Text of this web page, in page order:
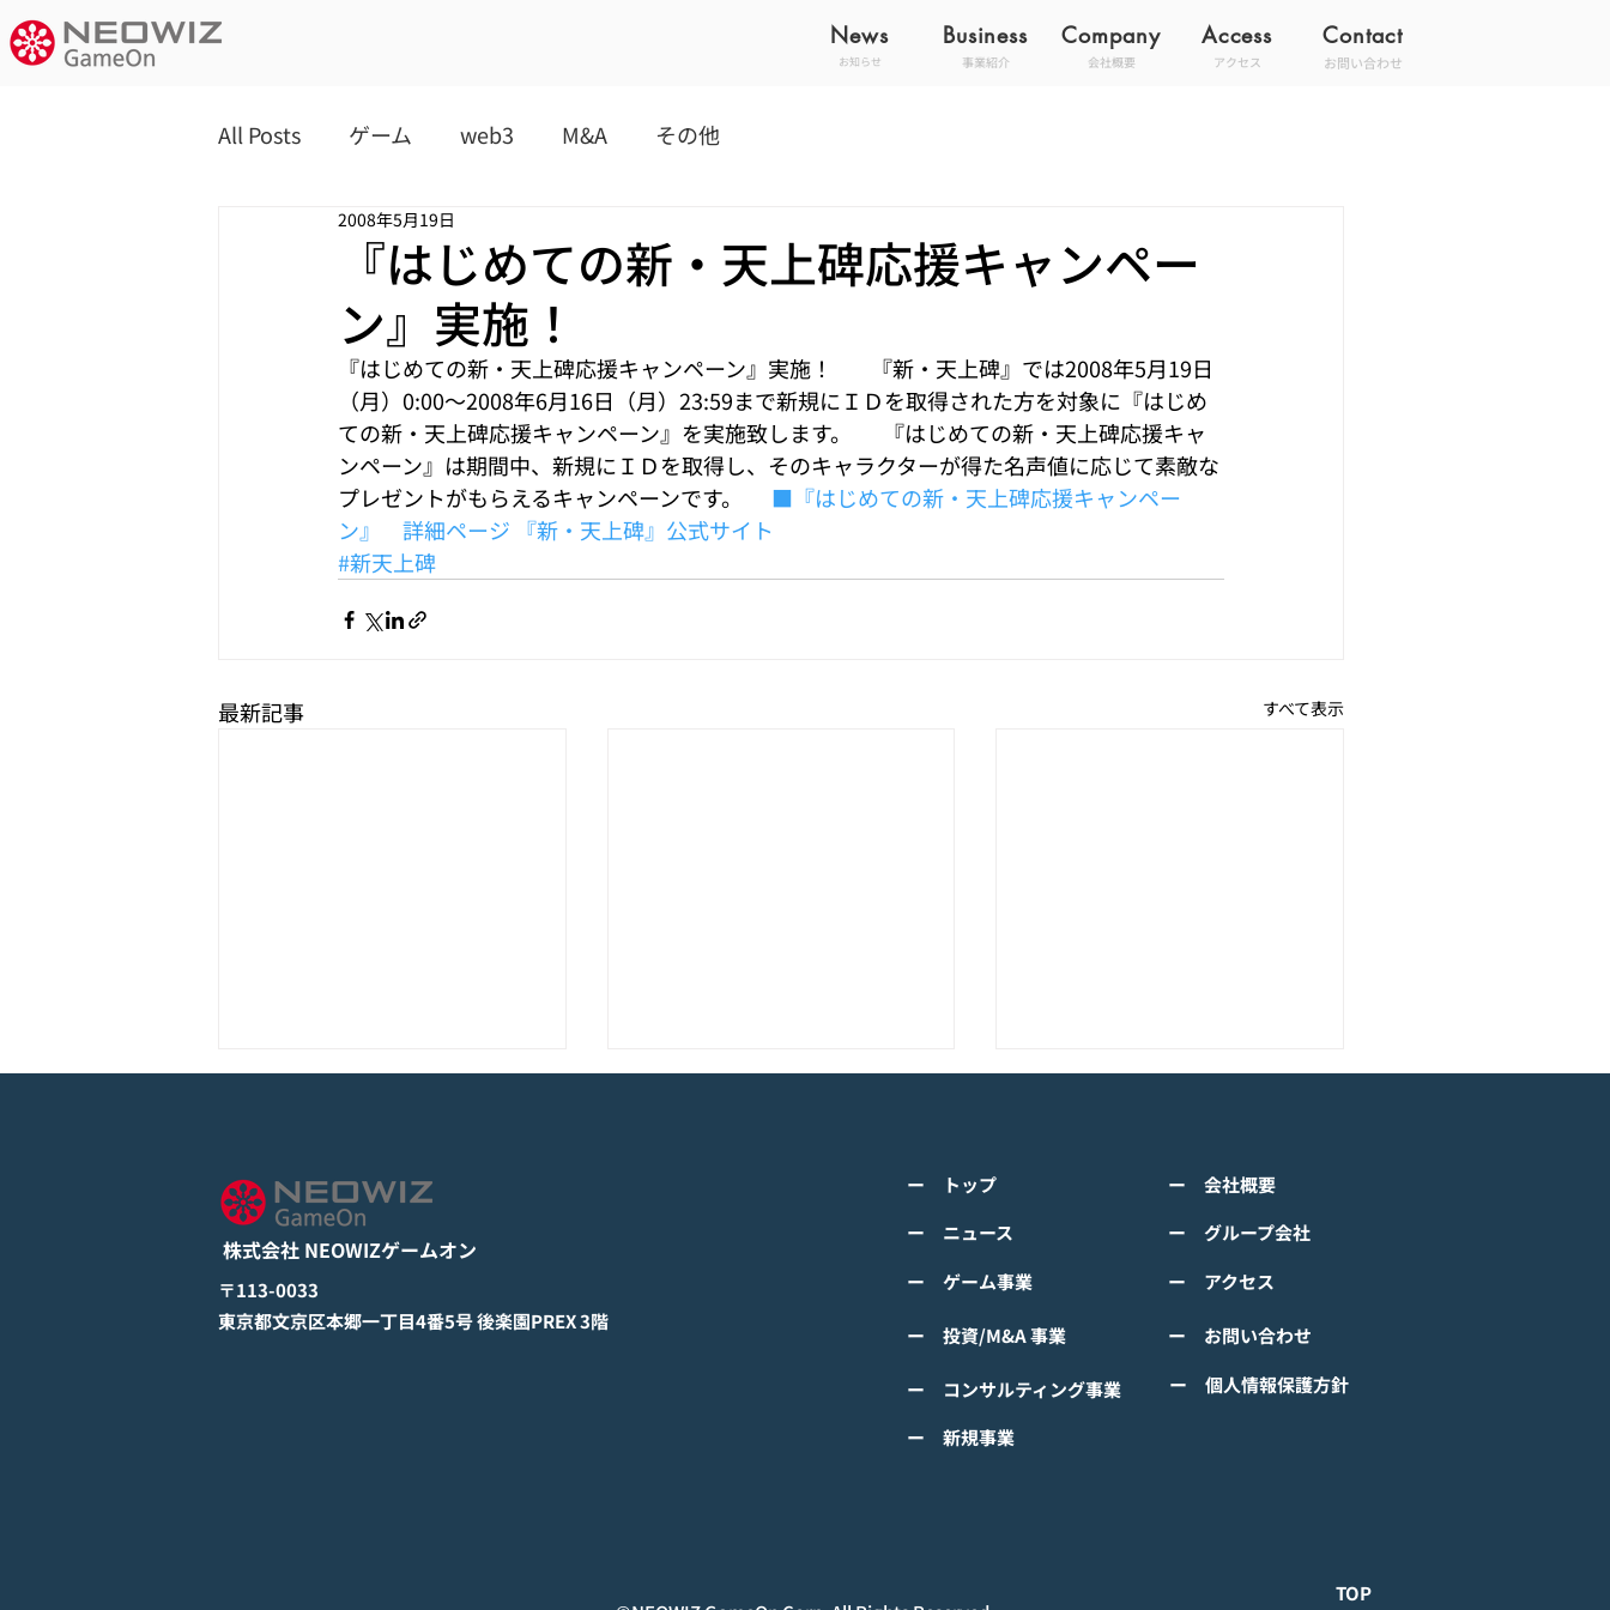
News Business
お知らせ 事業紹介
Access Contact
アクセス お問い合わせ
Company
会社概要
All Posts ゲーム web3 M&A その他
『はじめての新・天上碑応援キャンペー
ン』実施！
2008年5月19日
『はじめての新・天上碑応援キャンペーン』実施！        『新・天上碑』では2008年5月19日
（月）0:00～2008年6月16日（月）23:59まで新規にＩＤを取得された方を対象に『はじめ
ての新・天上碑応援キャンペーン』を実施致します。  　『はじめての新・天上碑応援キャ
ンペーン』は期間中、新規にＩＤを取得し、そのキャラクターが得た名声値に応じて素敵な
プレゼントがもらえるキャンペーンです。 ■『はじめての新・天上碑応援キャンペー
ン』　詳細ページ 『新・天上碑』公式サイト
#新天上碑
最新記事 すべて表示
けて正式リリース！
詳しくは下記PDFをご確認くださ
い。 【ゲームオン プレスリリ
ース】 モバイル新作『ぼのぼの
なにしてる？』 Google Play
StoreとApp Storeから全世界に
向けて正式リリース！ #ぼのぼの
超伝導体！最高のスリックバ
ス】 K-POPアイドル応援アプリ
体！最高のスリックバック・チャ
のぼの なにしてる？』<span
class="space"></span>グロ
詳しくは下記PDFをご確認くださ
い。 【ゲームオン プレスリリ
ース】 TVアニメーション 『ぼの
ぼの なにしてる？』事前登録受
株式会社 NEOWIZゲームオン
​〒113-0033
​東京都文京区本郷一丁目4番5号 後楽園PREX 3階
ー トップ
ー ニュース
ー ゲーム事業
ー 投資/M&A 事業
ー コンサルティング事業
ー 会社概要
ー グループ会社
ー アクセス
ー お問い合わせ
ー 個人情報保護方針
ー 新規事業
TOP